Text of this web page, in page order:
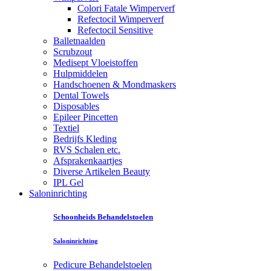
Colori Fatale Wimperverf
Refectocil Wimperverf
Refectocil Sensitive
Balletnaalden
Scrubzout
Medisept Vloeistoffen
Hulpmiddelen
Handschoenen & Mondmaskers
Dental Towels
Disposables
Epileer Pincetten
Textiel
Bedrijfs Kleding
RVS Schalen etc.
Afsprakenkaartjes
Diverse Artikelen Beauty
IPL Gel
Saloninrichting
Schoonheids Behandelstoelen
Saloninrichting
Pedicure Behandelstoelen